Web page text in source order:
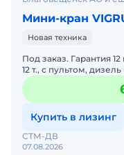
Мини-кран
Новая техника
Под заказ. Гарантия
12 т., с пультом,
Купить в лизинг
07.08.2026
СТМ-ДВ